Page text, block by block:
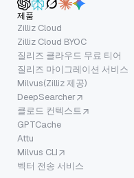
제품
Zilliz Cloud
Zilliz Cloud BYOC
질리즈 클라우드 무료 티어
질리즈 마이그레이션 서비스
Milvus(Zilliz 제공)
DeepSearcher
클로드 컨텍스트
GPTCache
Attu
Milvus CLI
벡터 전송 서비스